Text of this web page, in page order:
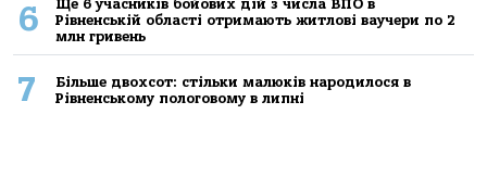
6
Ще 6 учасників бойових дій з числа ВПО в
Рівненській області отримають житлові ваучери по 2
млн гривень
7
Більше двохсот: стільки малюків народилося в
Рівненському пологовому в липні